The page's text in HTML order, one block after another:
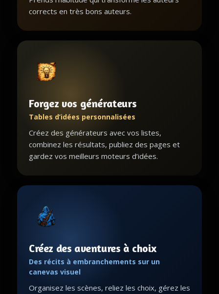
corrects en très bons auteurs.
Forgez vos générateurs
Tables d’idées personnalisées
Créez des générateurs avec vos listes,
combinez les résultats, publiez des pages et
gardez vos meilleurs moteurs d’idées.
Créez des aventures à choix
Des récits à embranchements sur un
canevas visuel
Organisez les scènes, reliez les choix, gérez les